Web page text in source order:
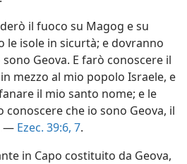
il fuoco su Magog e su
le isole in sicurtà; e dovranno
Geova. E farò conoscere il
mezzo al mio popolo Israele, e
il mio santo nome; e le
conoscere che io sono Geova, il
— Ezec. 39:6, 7.
in Capo costituito da Geova,